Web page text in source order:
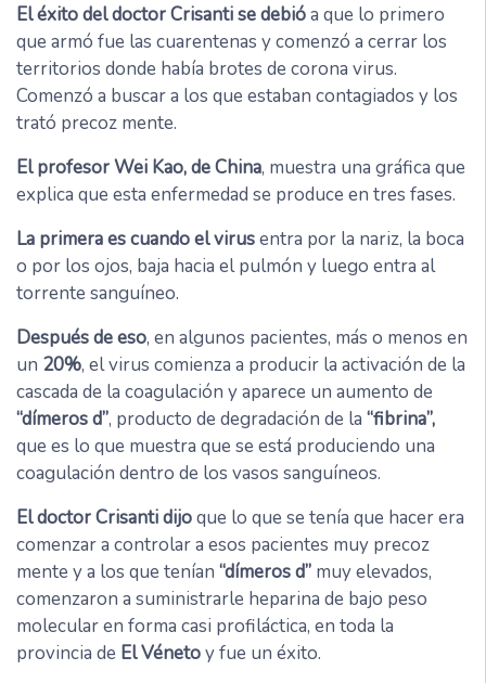
El éxito del doctor Crisanti se debióa que lo primero
que armó fue las cuarentenas y comenzó a cerrar los
territorios donde había brotes de corona virus.
Comenzó a buscar a los que estaban contagiados y los
trató precoz mente.
El profesor Wei Kao, de China, muestra una gráfica que
explica que esta enfermedad se produce en tres fases.
La primera es cuando el virusentra por la nariz, la boca
o por los ojos, baja hacia el pulmón y luego entra al
torrente sanguíneo.
Después de eso, en algunos pacientes, más o menos en
un 20%, el virus comienza a producir la activación de la
cascada de la coagulación y aparece un aumento de
“dímeros d”, producto de degradación de la “fibrina”,
que es lo que muestra que se está produciendo una
coagulación dentro de los vasos sanguíneos.
El doctor Crisanti dijoque lo que se tenía que hacer era
comenzar a controlar a esos pacientes muy precoz
mente y a los que tenían “dímeros d” muy elevados,
comenzaron a suministrarle heparina de bajo peso
molecular en forma casi profiláctica, en toda la
provincia de El Vénetoy fue un éxito.